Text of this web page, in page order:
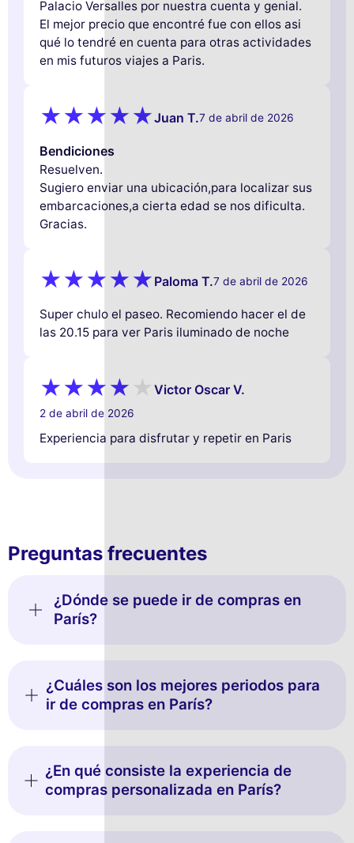
Palacio Versalles por nuestra cuenta y genial.
El mejor precio que encontré fue con ellos asi
qué lo tendré en cuenta para otras actividades
en mis futuros viajes a Paris.
Juan T.7 de abril de 2026
Bendiciones
Resuelven.
Sugiero enviar una ubicación,para localizar sus
embarcaciones,a cierta edad se nos dificulta.
Gracias.
Paloma T.7 de abril de 2026
Super chulo el paseo. Recomiendo hacer el de
las 20.15 para ver Paris iluminado de noche
Victor Oscar V.
2 de abril de 2026
Experiencia para disfrutar y repetir en Paris
Preguntas frecuentes
¿Dónde se puede ir de compras en
París?
¿Cuáles son los mejores periodos para
ir de compras en París?
¿En qué consiste la experiencia de
compras personalizada en París?